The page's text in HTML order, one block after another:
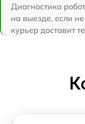
Диагностика
на выезде, если
курьер доставит